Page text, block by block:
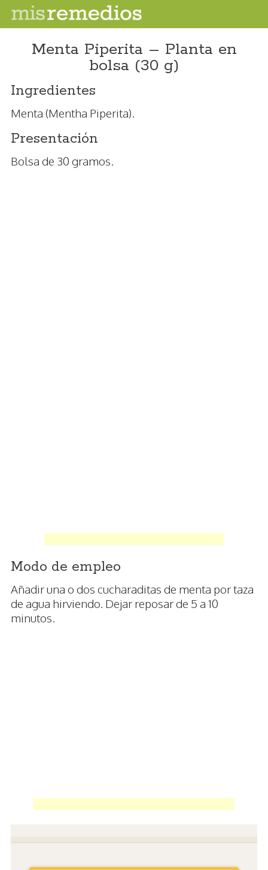
Menta Piperita – Planta en
bolsa (30 g)
Ingredientes
Menta (Mentha Piperita).
Presentación
Bolsa de 30 gramos.
Modo de empleo
Añadir una o dos cucharaditas de menta por taza
de agua hirviendo. Dejar reposar de 5 a 10
minutos.